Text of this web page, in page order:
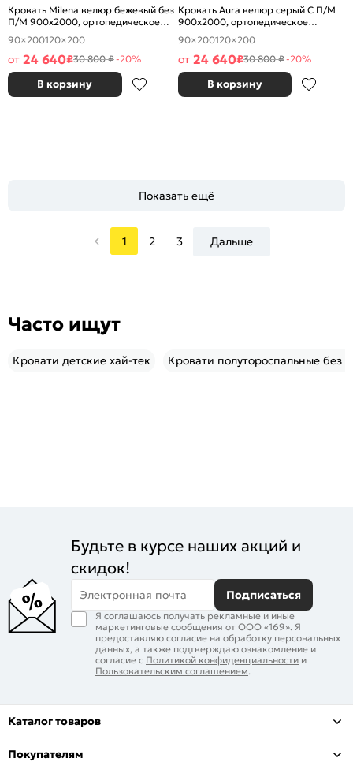
Кровать Milena велюр бежевый без
П/М 900x2000, ортопедическое
основание, изголовье мягкое
90×200120×200
от 24 640₽30 800 ₽-20%
В корзину
Кровать Aura велюр серый С П/М
900x2000, ортопедическое
основание, изголовье мягкое
90×200120×200
от 24 640₽30 800 ₽-20%
В корзину
Показать ещё
1 2 3 Дальше
Часто ищут
Кровати детские хай-тек Кровати полутороспальные без
Будьте в курсе наших акций и
скидок!
Электронная почта Подписаться
Я соглашаюсь получать рекламные и иные
маркетинговые сообщения от ООО «169». Я
предоставляю согласие на обработку персональных
данных, а также подтверждаю ознакомление и
согласие с Политикой конфиденциальности и
Пользовательским соглашением.
Каталог товаров
Покупателям